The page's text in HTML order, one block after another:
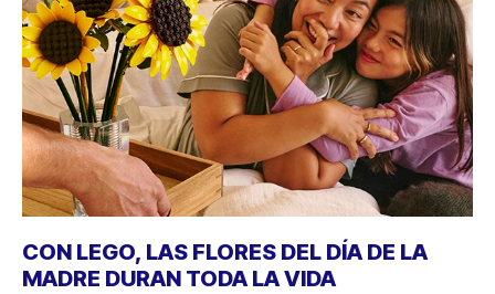
CON LEGO, LAS FLORES DEL DÍA DE LA
MADRE DURAN TODA LA VIDA